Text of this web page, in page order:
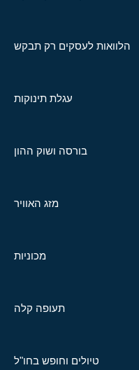
הלוואות לעסקים רק תבקש
עגלת תינוקות
בורסה ושוק ההון
מזג האוויר
מכוניות
תעופה קלה
טיולים וחופש בחו"ל